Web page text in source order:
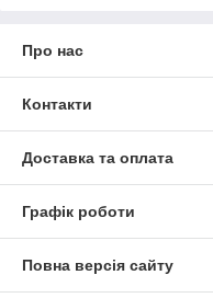
Про нас
Контакти
Доставка та оплата
Графік роботи
Повна версія сайту